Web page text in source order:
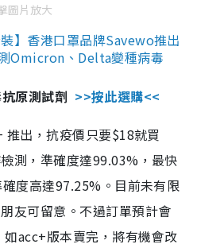
圖片放大
】香港口罩品牌Savewo推出
Omicron、Delta變種病毒
原測試劑 >>按此選購<<
出，抗疫價只要$18就買
測，準確度達99.03%，最快
度高達97.25%。目前未有限
友可留意。不過訂單預計會
acc+版本賣完，將有機會改